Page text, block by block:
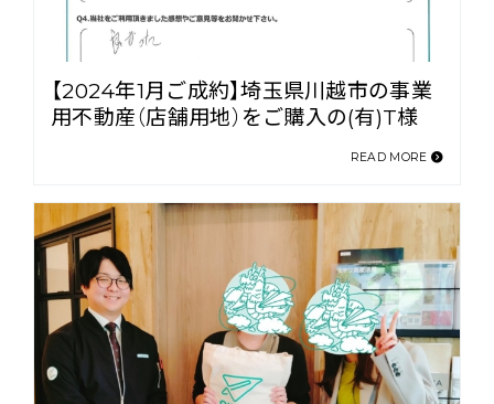
【2024年1月ご成約】埼玉県川越市の事業
用不動産（店舗用地）をご購入の(有)T様
READ MORE